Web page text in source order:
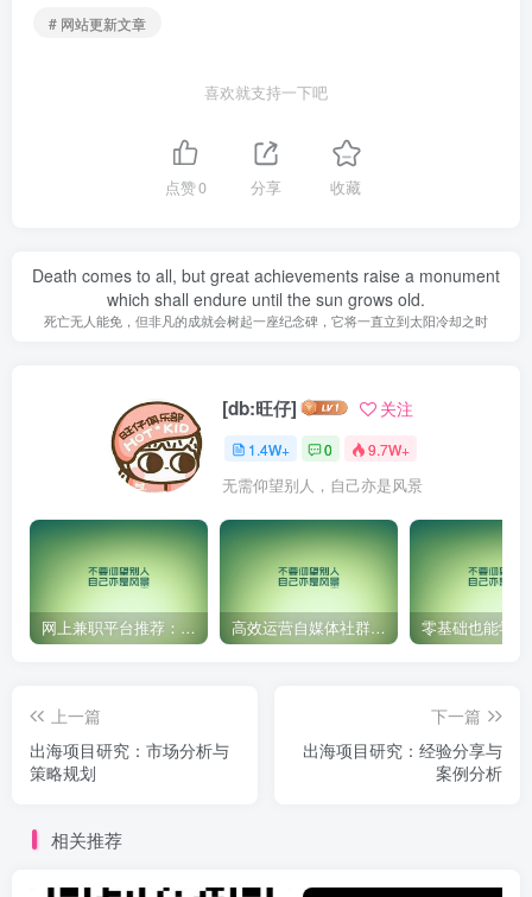
# 网站更新文章
喜欢就支持一下吧
点赞0 分享 收藏
Death comes to all, but great achievements raise a monument
which shall endure until the sun grows old.
死亡无人能免，但非凡的成就会树起一座纪念碑，它将一直立到太阳冷却之时
[db:旺仔] 关注
1.4W+ 0 9.7W+
无需仰望别人，自己亦是风景
网上兼职平台推荐：国外网赚任务！ 高效运营自媒体社群，让内容更有价值！
上一篇
出海项目研究：市场分析与
策略规划
下一篇
出海项目研究：经验分享与
案例分析
相关推荐